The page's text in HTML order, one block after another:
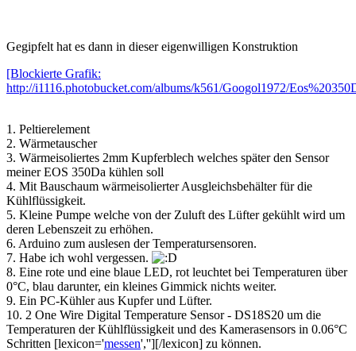
Gegipfelt hat es dann in dieser eigenwilligen Konstruktion
[Blockierte Grafik:
http://i1116.photobucket.com/albums/k561/Googol1972/
1. Peltierelement
2. Wärmetauscher
3. Wärmeisoliertes 2mm Kupferblech welches später den Sensor
meiner EOS 350Da kühlen soll
4. Mit Bauschaum wärmeisolierter Ausgleichsbehälter für die
Kühlflüssigkeit.
5. Kleine Pumpe welche von der Zuluft des Lüfter gekühlt wird um
deren Lebenszeit zu erhöhen.
6. Arduino zum auslesen der Temperatursensoren.
7. Habe ich wohl vergessen.
8. Eine rote und eine blaue LED, rot leuchtet bei Temperaturen über
0°C, blau darunter, ein kleines Gimmick nichts weiter.
9. Ein PC-Kühler aus Kupfer und Lüfter.
10. 2 One Wire Digital Temperature Sensor - DS18S20 um die
Temperaturen der Kühlflüssigkeit und des Kamerasensors in 0.06°C
Schritten [lexicon='messen',''][/lexicon] zu können.